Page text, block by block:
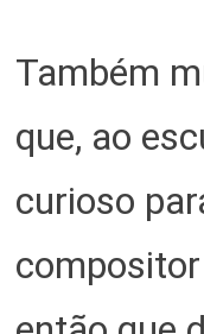
Também
que, ao
curioso